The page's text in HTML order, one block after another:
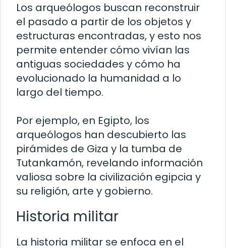
Los arqueólogos buscan reconstruir
el pasado a partir de los objetos y
estructuras encontradas, y esto nos
permite entender cómo vivían las
antiguas sociedades y cómo ha
evolucionado la humanidad a lo
largo del tiempo.
Por ejemplo, en Egipto, los
arqueólogos han descubierto las
pirámides de Giza y la tumba de
Tutankamón, revelando información
valiosa sobre la civilización egipcia y
su religión, arte y gobierno.
Historia militar
La historia militar se enfoca en el